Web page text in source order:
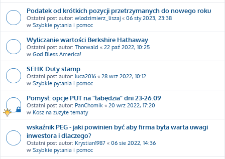
Podatek od krótkich pozycji przetrzymanych do nowego roku
Ostatni post autor: wlodzimierz_liszaj « 06 sty 2023, 23:38
w Szybkie pytania i pomoc
Wyliczanie wartości Berkshire Hathaway
Ostatni post autor: Thorwald « 22 paź 2022, 10:25
w God Bless America!
SEHK Duty stamp
Ostatni post autor: luca2016 « 28 wrz 2022, 10:12
w Szybkie pytania i pomoc
Pomysł: opcje PUT na "łabędzia" dni 23-26.09
Ostatni post autor: PanChomik « 20 wrz 2022, 17:20
w Kosz na zużyte tematy
wskaźnik PEG - jaki powinien być aby firma była warta uwagi
inwestora i dlaczego?
Ostatni post autor: Krystian1987 « 06 sie 2022, 14:36
w Szybkie pytania i pomoc